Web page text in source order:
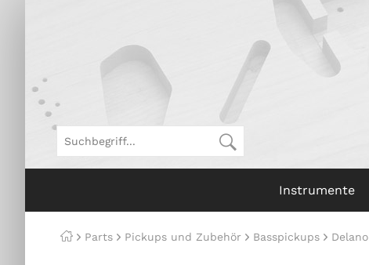
Instrumente
Parts Pickups und Zubehör Basspickups Delano